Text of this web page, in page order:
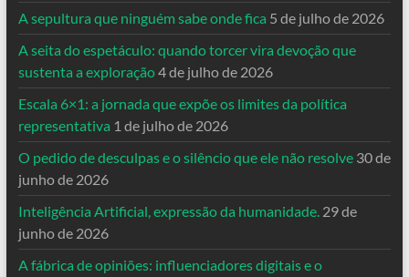
A sepultura que ninguém sabe onde fica 5 de julho de 2026
A seita do espetáculo: quando torcer vira devoção que
sustenta a exploração4 de julho de 2026
Escala 6×1: a jornada que expõe os limites da política
representativa 1 de julho de 2026
O pedido de desculpas e o silêncio que ele não resolve 30 de
junho de 2026
Inteligência Artificial, expressão da humanidade. 29 de
junho de 2026
A fábrica de opiniões: influenciadores digitais e o